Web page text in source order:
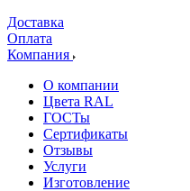
Доставка
Оплата
Компания
О компании
Цвета RAL
ГОСТы
Сертификаты
Отзывы
Услуги
Изготовление